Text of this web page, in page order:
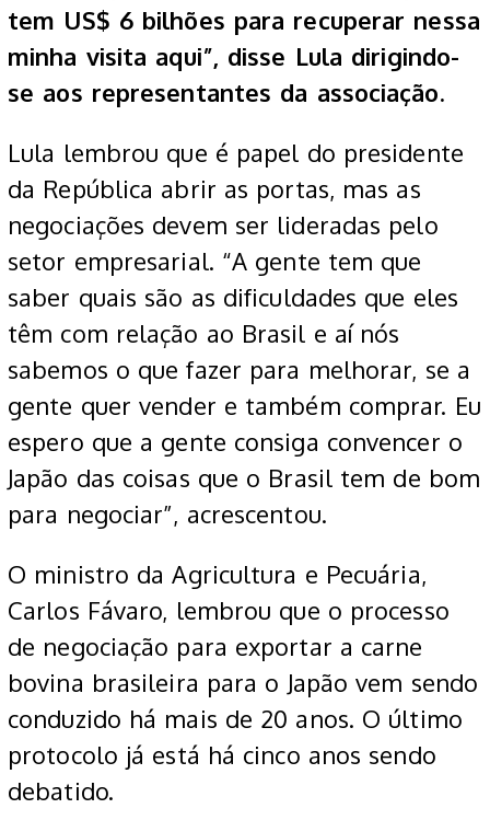
tem US$ 6 bilhões para recuperar nessa
minha visita aqui”, disse Lula dirigindo-
se aos representantes da associação.
Lula lembrou que é papel do presidente
da República abrir as portas, mas as
negociações devem ser lideradas pelo
setor empresarial. “A gente tem que
saber quais são as dificuldades que eles
têm com relação ao Brasil e aí nós
sabemos o que fazer para melhorar, se a
gente quer vender e também comprar. Eu
espero que a gente consiga convencer o
Japão das coisas que o Brasil tem de bom
para negociar”, acrescentou.
O ministro da Agricultura e Pecuária,
Carlos Fávaro, lembrou que o processo
de negociação para exportar a carne
bovina brasileira para o Japão vem sendo
conduzido há mais de 20 anos. O último
protocolo já está há cinco anos sendo
debatido.